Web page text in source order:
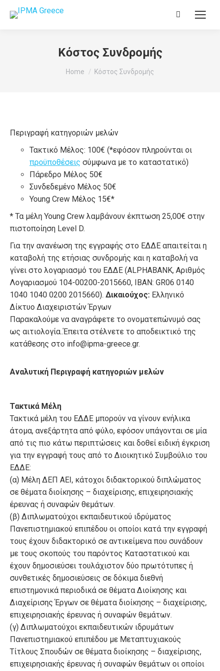
Search:
Κόστος Συνδρομής
You are here:
Home Κόστος Συνδρομής
Περιγραφή κατηγοριών μελών
Τακτικό Μέλος: 100€ (*εφόσον πληρούνται οι
προϋποθέσεις σύμφωνα με το καταστατικό)
Πάρεδρο Μέλος 50€
Συνδεδεμένο Μέλος 50€
Young Crew Μέλος 15€*
* Τα μέλη Young Crew λαμβάνουν έκπτωση 25,00€ στην
πιστοποίηση Level D.
Για την ανανέωση της εγγραφής στο Ε∆∆Ε απαιτείται η
καταβολή της ετήσιας συνδρομής και η καταβολή να
γίνει στο λογαριασμό του Ε∆∆Ε (ALPHABANK, Αριθμός
Λογαριασμού 104-00200-2015660, IBAN: GR06 0140
1040 1040 0200 2015660). Δικαιούχος: Ελληνικό
Δίκτυο Διαχειριστών Έργων
Παρακαλούμε να αναγράφετε το ονοματεπώνυμό σας
ως αιτιολογία..Έπειτα στέλνετε το αποδεικτικό της
κατάθεσης στο info@ipma-greece.gr.
Αναλυτική Περιγραφή κατηγοριών μελών
Τακτικά Μέλη
Τακτικά μέλη του ΕΔΔΕ μπορούν να γίνουν ενήλικα
άτομα, ανεξάρτητα από φύλο, εφόσον υπάγονται σε μία
από τις πιο κάτω περιπτώσεις και δοθεί ειδική έγκριση
για την εγγραφή τους από το Διοικητικό Συμβούλιο του
ΕΔΔΕ:
(α) Μέλη ΔΕΠ ΑΕΙ, κάτοχοι διδακτορικού διπλώματος
σε θέματα διοίκησης – διαχείρισης, επιχειρησιακής
έρευνας ή συναφών θεμάτων.
(β) Διπλωματούχοι εκπαιδευτικού ιδρύματος
Πανεπιστημιακού επιπέδου οι οποίοι κατά την εγγραφή
τους έχουν διδακτορικό σε αντικείμενα που συνάδουν
με τους σκοπούς του παρόντος Καταστατικού και
έχουν δημοσιεύσει τουλάχιστον δύο πρωτότυπες ή
συνθετικές δημοσιεύσεις σε δόκιμα διεθνή
επιστημονικά περιοδικά σε θέματα Διοίκησης και
Διαχείρισης Έργων σε θέματα διοίκησης – διαχείρισης,
επιχειρησιακής έρευνας ή συναφών θεμάτων.
(γ) Διπλωματούχοι εκπαιδευτικών ιδρυμάτων
Πανεπιστημιακού επιπέδου με Μεταπτυχιακούς
Τίτλους Σπουδών σε θέματα διοίκησης – διαχείρισης,
επιχειρησιακής έρευνας ή συναφών θεμάτων οι οποίοι